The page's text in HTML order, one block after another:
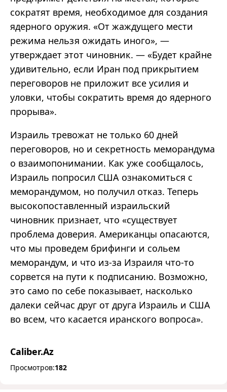
сократят время, необходимое для создания
ядерного оружия. «От жаждущего мести
режима нельзя ожидать иного», —
утверждает этот чиновник. — «Будет крайне
удивительно, если Иран под прикрытием
переговоров не приложит все усилия и
уловки, чтобы сократить время до ядерного
прорыва».
Израиль тревожат не только 60 дней
переговоров, но и секретность меморандума
о взаимопонимании. Как уже сообщалось,
Израиль попросил США ознакомиться с
меморандумом, но получил отказ. Теперь
высокопоставленный израильский
чиновник признает, что «существует
проблема доверия. Американцы опасаются,
что мы проведем брифинги и сольем
меморандум, и что из-за Израиля что-то
сорвется на пути к подписанию. Возможно,
это само по себе показывает, насколько
далеки сейчас друг от друга Израиль и США
во всем, что касается иранского вопроса».
Caliber.Az
Просмотров:182